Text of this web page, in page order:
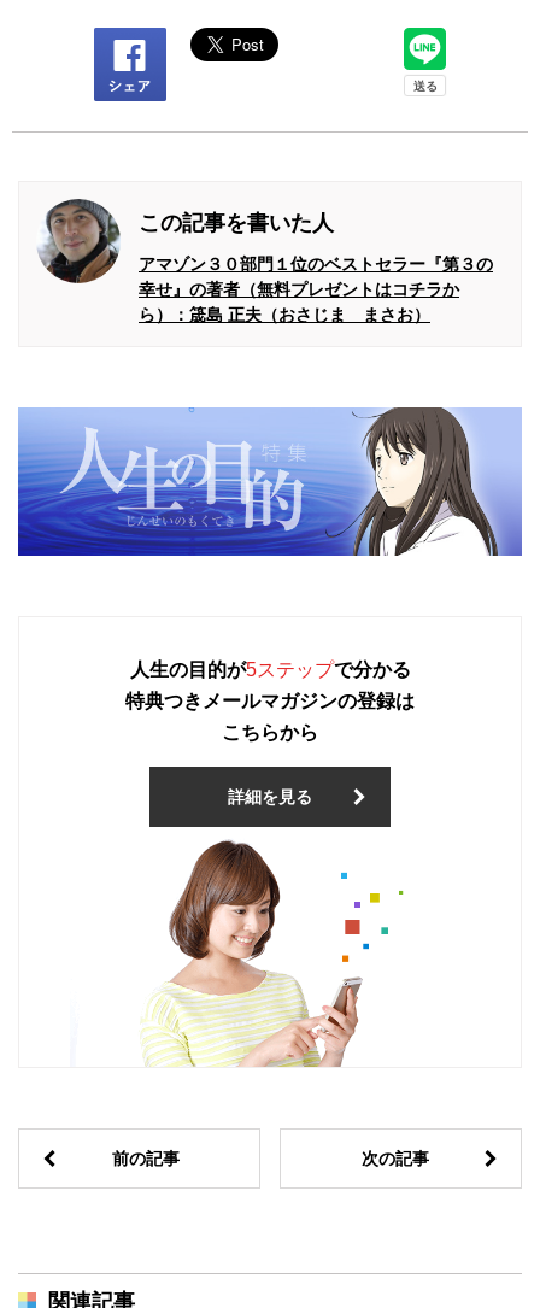
この記事を書いた人
アマゾン３０部門１位のベストセラー『第３の
幸せ』の著者（無料プレゼントはコチラか
ら）：筬島 正夫（おさじま まさお）
人生の目的が5ステップで分かる
特典つきメールマガジンの登録は
こちらから
詳細を見る
前の記事 次の記事
関連記事